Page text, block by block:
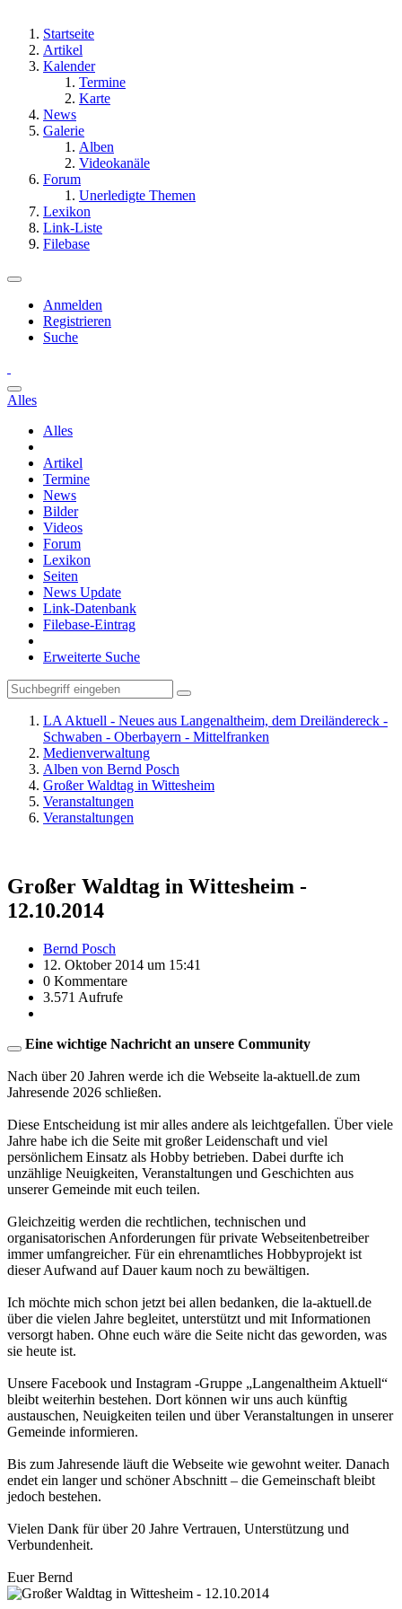
Startseite
Artikel
Kalender
Termine
Karte
News
Galerie
Alben
Videokanäle
Forum
Unerledigte Themen
Lexikon
Link-Liste
Filebase
Anmelden
Registrieren
Suche
Alles
Alles
Artikel
Termine
News
Bilder
Videos
Forum
Lexikon
Seiten
News Update
Link-Datenbank
Filebase-Eintrag
Erweiterte Suche
LA Aktuell - Neues aus Langenaltheim, dem Dreiländereck -
Schwaben - Oberbayern - Mittelfranken
Medienverwaltung
Alben von Bernd Posch
Großer Waldtag in Wittesheim
Veranstaltungen
Veranstaltungen
Großer Waldtag in Wittesheim -
12.10.2014
Bernd Posch
12. Oktober 2014 um 15:41
0 Kommentare
3.571 Aufrufe
Eine wichtige Nachricht an unsere Community
Nach über 20 Jahren werde ich die Webseite la-aktuell.de zum
Jahresende 2026 schließen.
Diese Entscheidung ist mir alles andere als leichtgefallen. Über viele
Jahre habe ich die Seite mit großer Leidenschaft und viel
persönlichem Einsatz als Hobby betrieben. Dabei durfte ich
unzählige Neuigkeiten, Veranstaltungen und Geschichten aus
unserer Gemeinde mit euch teilen.
Gleichzeitig werden die rechtlichen, technischen und
organisatorischen Anforderungen für private Webseitenbetreiber
immer umfangreicher. Für ein ehrenamtliches Hobbyprojekt ist
dieser Aufwand auf Dauer kaum noch zu bewältigen.
Ich möchte mich schon jetzt bei allen bedanken, die la-aktuell.de
über die vielen Jahre begleitet, unterstützt und mit Informationen
versorgt haben. Ohne euch wäre die Seite nicht das geworden, was
sie heute ist.
Unsere Facebook und Instagram -Gruppe „Langenaltheim Aktuell“
bleibt weiterhin bestehen. Dort können wir uns auch künftig
austauschen, Neuigkeiten teilen und über Veranstaltungen in unserer
Gemeinde informieren.
Bis zum Jahresende läuft die Webseite wie gewohnt weiter. Danach
endet ein langer und schöner Abschnitt – die Gemeinschaft bleibt
jedoch bestehen.
Vielen Dank für über 20 Jahre Vertrauen, Unterstützung und
Verbundenheit.
Euer Bernd